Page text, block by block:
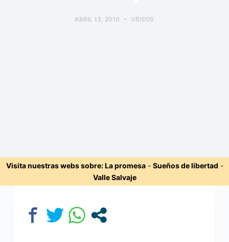
ABRIL 13, 2010 VÍDEOS
Visita nuestras webs sobre:La promesa- Sueños de libertad -
Valle Salvaje